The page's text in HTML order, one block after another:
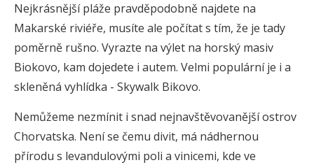
Nejkrásnější pláže pravděpodobně najdete na
Makarské riviéře, musíte ale počítat s tím, že je tady
poměrně rušno. Vyrazte na výlet na horský masiv
Biokovo, kam dojedete i autem. Velmi populární je i a
skleněná vyhlídka - Skywalk Bikovo.
Nemůžeme nezmínit i snad nejnavštěvovanější ostrov
Chorvatska. Není se čemu divit, má nádhernou
přírodu s levandulovými poli a vinicemi, kde ve